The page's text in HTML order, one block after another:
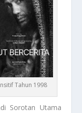
Tahun 1998
Sorotan Utama